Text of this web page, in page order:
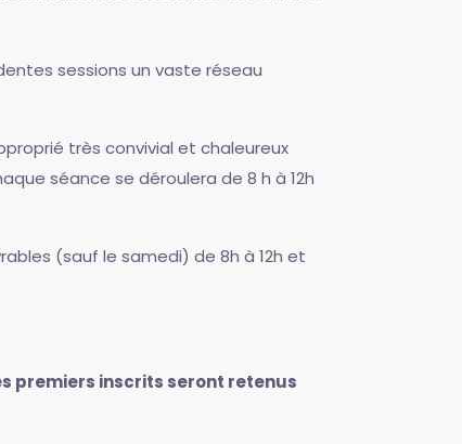
sessions un vaste réseau
très convivial et chaleureux
séance se déroulera de 8 h à 12h
(sauf le samedi) de 8h à 12h et
premiers inscrits seront retenus